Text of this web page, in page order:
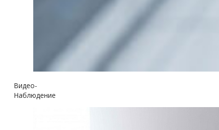
Видео-
Наблюдение